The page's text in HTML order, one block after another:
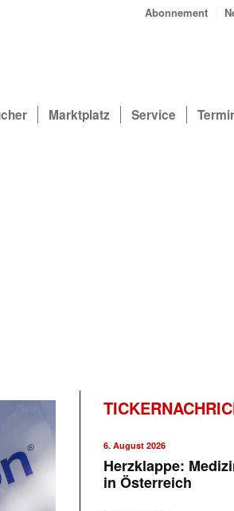
Abonnement
Marktplatz Service
6. August 2026
Herzklappe:
in Österreich